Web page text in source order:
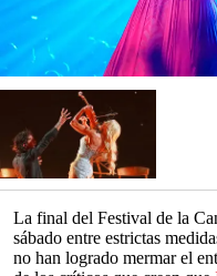
La final del Festival de la
sábado entre estrictas
no han logrado mermar el